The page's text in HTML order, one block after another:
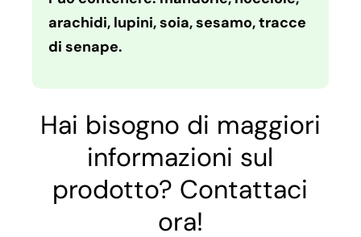
arachidi, lupini, soia, sesamo, tracce
di senape.
Hai bisogno di maggiori
informazioni sul
prodotto? Contattaci
ora!